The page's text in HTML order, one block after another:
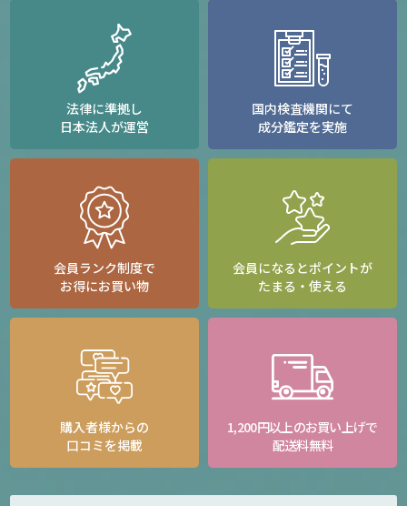
法律に準拠し
日本法人が運営
国内検査機関にて
成分鑑定を実施
会員ランク制度で
お得にお買い物
会員になるとポイントが
たまる・使える
購入者様からの
口コミを掲載
1,200円以上のお買い上げで
配送料無料